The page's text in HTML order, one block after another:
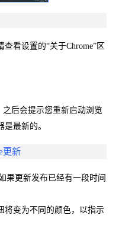
看设置的“关于Chrome”区
后会提示您重新启动浏览
最新的。
更新
果更新发布已经有一段时间
将变为不同的颜色，以指示